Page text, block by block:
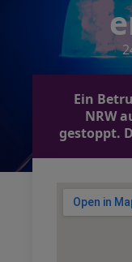
Ein
NRW
gestoppt.